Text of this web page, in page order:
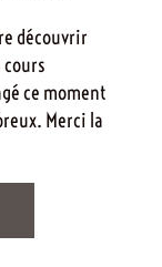
découvrir
ce moment
Merci la